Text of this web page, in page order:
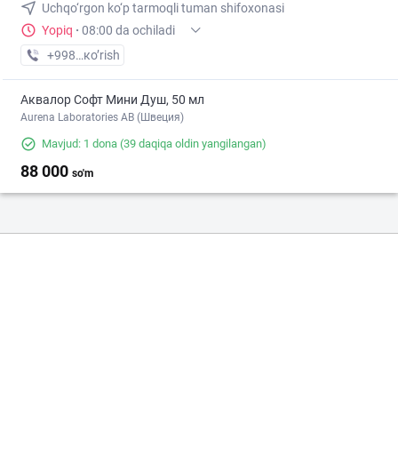
Uchqo‘rgon ko‘p tarmoqli tuman shifoxonasi
Yopiq · 08:00 da ochiladi
+998 (97) XXX-XX-XX
кo’rish
Аквалор Софт Мини Душ, 50 мл
Aurena Laboratories AB (Швеция)
Mavjud: 1 dona (39 daqiqa oldin yangilangan)
88 000 so'm